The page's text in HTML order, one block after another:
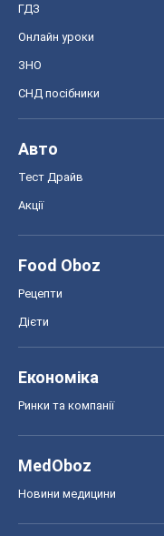
ГДЗ
Онлайн уроки
ЗНО
СНД посібники
Авто
Тест Драйв
Акції
Food Oboz
Рецепти
Дієти
Економіка
Ринки та компанії
MedOboz
Новини медицини